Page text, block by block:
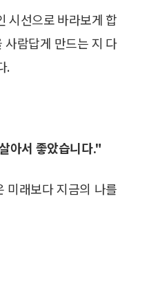
시선으로 바라보게 합
사람답게 만드는 지 다
.
아서 좋았습니다."
미래보다 지금의 나를